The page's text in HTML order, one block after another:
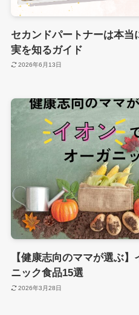
セカンドパートナーは本
実を知るガイド
2026年6月13日
【健康志向のママが選ぶ
ニック食品15選
2026年3月28日